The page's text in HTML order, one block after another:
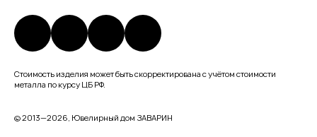
Стоимость изделия может быть скорректирована с учётом стоимости
металла по курсу ЦБ РФ.
© 2013—2026, Ювелирный дом ЗАВАРИН